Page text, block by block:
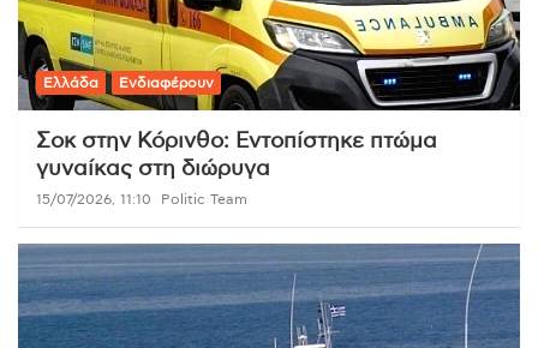
Ελλάδα Ενδιαφέρουν
Σοκ στην Κόρινθο: Εντοπίστηκε πτώμα
γυναίκας στη διώρυγα
15/07/2026, 11:10 Politic Team